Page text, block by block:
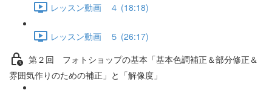
レッスン動画 ４ (18:18)
レッスン動画 ５ (26:17)
第２回 フォトショップの基本「基本色調補正＆部分修正＆
雰囲気作りのための補正」と「解像度」